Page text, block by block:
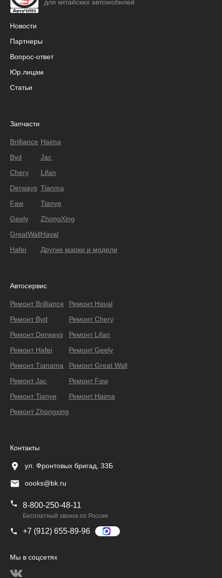
для китайских автомобилей
Новости
Партнеры
Вопрос-ответ
Юр.лицам
Статьи
Запчасти
Brilliance
Byd
Chery
Derways
Faw
Geely
GreatWall
Hafei
Haima
Jac
Lifan
Tianma
Tianye
ZhongXing
Haval
Другие марки и модели
Автосервис
Ремонт Brilliance
Ремонт Byd
Ремонт Derways
Ремонт Hafei
Ремонт Тianama
Ремонт Jac
Ремонт Tianye
Ремонт Zhongxing
Ремонт Haval
Ремонт Chery
Ремонт Lifan
Ремонт Geely
Ремонт Great Wall
Ремонт Faw
Ремонт Haima
Контакты
ул. Фронтовых бригад, 33Б
oooks@bk.ru
8-800-250-48-11
Бесплатный звонок по России
+7 (912) 655-89-96
Мы в соцсетях